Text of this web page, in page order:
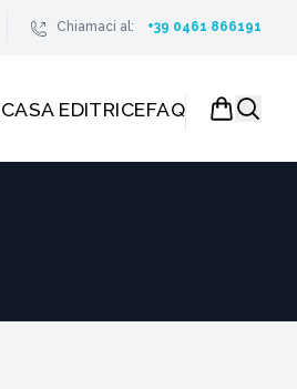
Chiamaci al: +39 0461 866191
CASA EDITRICEFAQ